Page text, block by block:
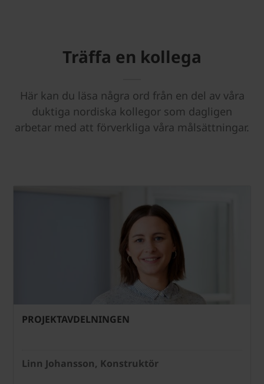
Träffa en kollega
Här kan du läsa några ord från en del av våra
duktiga nordiska kollegor som dagligen
arbetar med att förverkliga våra målsättningar.
PROJEKTAVDELNINGEN
Linn Johansson, Konstruktör